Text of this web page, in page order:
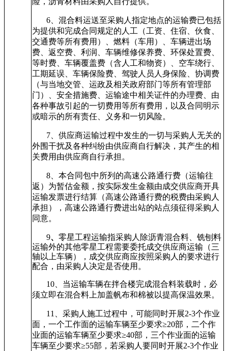
6 、混合料运送至采购人指定地点的运输费已包括
为提供和完成合同规定的人工（工资、住宿、伙食、
交通费等所有费用）、燃料（车用）、车辆进出场
费、返空费、利润、车辆维修保养费、环保处置费、
等时费、车辆覆盖费（含人工和物资）、空车绕行、
工期延误、车辆保险费、驾驶人员人身保险、协调费
（与当地交管、运政及相关政府部门等所有管理部
门）、安全措施费、运输途中相关证件的办理费、由
各种事故引起的一切费用等所有费用，以及合同明示
或暗示的所有责任、义务和一切风险。
7 、供应商运输过程中发生的一切与采购人无关的
外围干扰及各种纠纷由供应商自行解决，其产生的相
关费用由供应商自行承担。
8 、本合同包中所列的高速公路通行费（运输往
返）为暂估金额，按实际发生金额由成交供应商开具
运输发票进行结算（高速公路通行费的税费由采购人
承担），高速公路通行费进出站的站点须征得采购人
同意。
9、 零星工程运输指采购人除沥青混合料、铣刨料
运输外的其他零星工程需要委托成交供应商运输（三
轴以上车辆），成交供应商应按照采购人的要求进行
配合，由采购人决定是否使用。
10 、当运输车辆在拌合楼完成混合料装载时，必
须立即在混合料上加盖帆布和棉被以提高保温效果。
11
、采购人施工过程中，可能同时开展2-3个作业
面，一个工作面的运输车辆至少要求≥20部，二个作
业面的运输车辆至少要求≥40部，三个作业面的运输
车辆至少要求≥55部，若采购人要同时开展2-3个作业